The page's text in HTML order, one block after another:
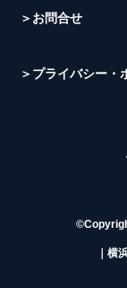
＞お問合せ
＞プライバシー・
｜横